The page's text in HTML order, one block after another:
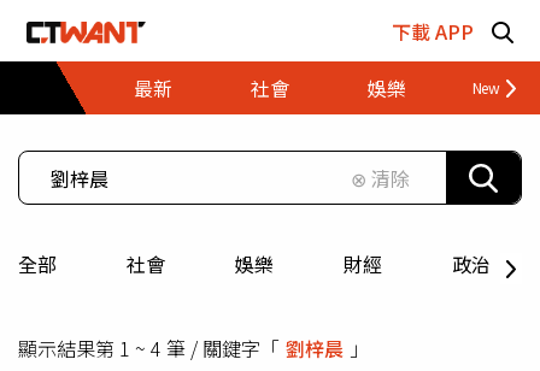
下載 APP
最新
社會 娛樂 財經
⊗ 清除
全部 社會 娛樂 財經 政治
顯示結果第 1 ~ 4 筆 / 關鍵字「 劉梓晨 」